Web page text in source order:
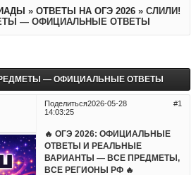
» ОТВЕТЫ НА ОГЭ 2026 » СЛИЛИ!
— ОФИЦИАЛЬНЫЕ ОТВЕТЫ
— ОФИЦИАЛЬНЫЕ ОТВЕТЫ
Поделиться 1
2026-05-28
14:03:25
🔥 ОГЭ 2026: ОФИЦИАЛЬНЫЕ
ОТВЕТЫ И РЕАЛЬНЫЕ
ВАРИАНТЫ — ВСЕ ПРЕДМЕТЫ,
ВСЕ РЕГИОНЫ РФ 🔥